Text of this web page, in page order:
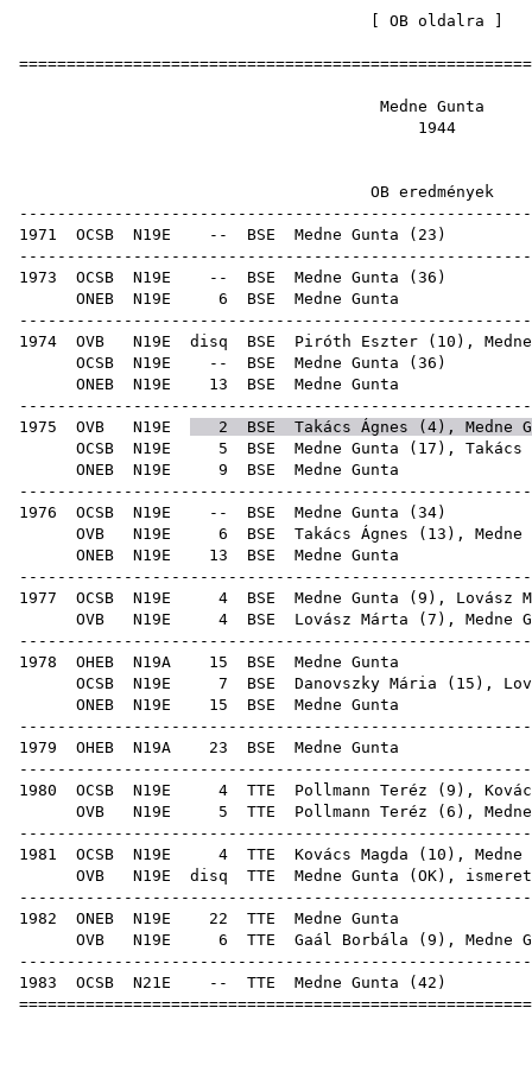
OB oldalra
Medne
OB
1971 OCSB N19E -- BSE Medne Gunta ( 23
1973 OCSB N19E -- BSE Medne Gunta ( 36
ONEB N19E 6 BSE
1974 OVB N19E disq BSE Piróth Eszter ( 10 ),
OCSB N19E -- BSE Medne Gunta ( 36
ONEB N19E 13 BSE
1975 OVB N19E 2 BSE Takács Ágnes ( 4 ), Medne
OCSB N19E 5 BSE Medne Gunta ( 17 ), Takács
ONEB N19E 9 BSE
1976 OCSB N19E -- BSE Medne Gunta ( 34
OVB N19E 6 BSE Takács Ágnes ( 13 ), Medne
ONEB N19E 13 BSE
1977 OCSB N19E 4 BSE Medne Gunta ( 9 ), Lovász
OVB N19E 4 BSE Lovász Márta ( 7 ), Medne
1978 OHEB N19A 15 BSE
OCSB N19E 7 BSE Danovszky Mária ( 15 ),
ONEB N19E 15 BSE
1979 OHEB N19A 23 BSE
1980 OCSB N19E 4 TTE Pollmann Teréz ( 9 ),
OVB N19E 5 TTE Pollmann Teréz ( 6 ),
1981 OCSB N19E 4 TTE Kovács Magda ( 10 ), Medne
OVB N19E disq TTE Medne Gunta ( OK),
1982 ONEB N19E 22 TTE
OVB N19E 6 TTE Gaál Borbála ( 9 ), Medne
1983 OCSB N21E -- TTE Medne Gunta ( 42